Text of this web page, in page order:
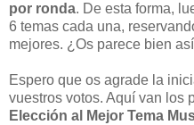
por ronda. De esta forma,
6 temas cada una,
mejores. ¿Os parece bien
Espero que os agrade la
vuestros votos. Aquí van los
Elección al Mejor Tema